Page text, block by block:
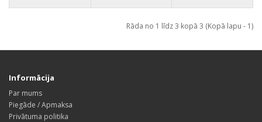
Rāda no 1 līdz 3 kopā 3 (Kopā lapu - 1)
Informācija
Par mums
Piegāde / Apmaksa
Privātuma politika